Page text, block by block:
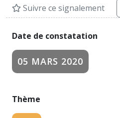
Suivre ce signalement
Date de constatation
05 MARS 2020
Thème